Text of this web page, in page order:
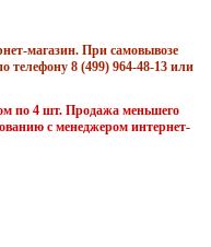
магазин. При самовывозе
телефону 8 (499) 964-48-13 или
по 4 шт. Продажа меньшего
с менеджером интернет-